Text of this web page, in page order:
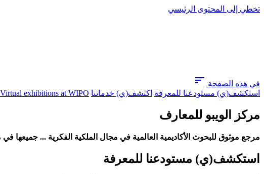
تخطي إلى المحتوى الرئيسي
في هذه الصفحة sort
استكشف(ي) مستودعنا للمعرفة اكتشف(ي) خدماتنا Virtual exhibitions at WIPO
مركز الويبو للمعارف
مرجع موثوق للبحوث الأكاديمية العالمية في مجال الملكية الفكرية ... جميعها
استكشف(ي) مستودعنا للمعرفة